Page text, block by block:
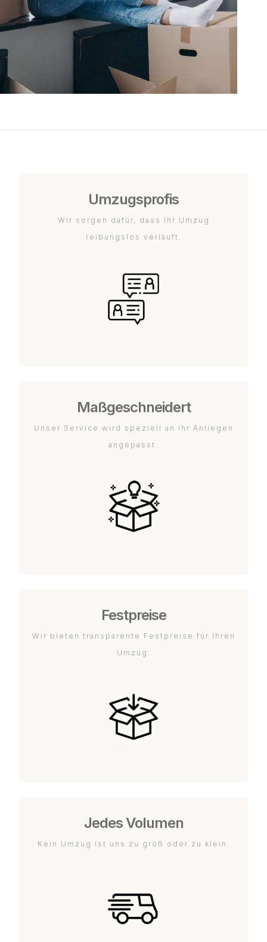
Umzugsprofis
Wir sorgen dafür, dass Ihr Umzug
reibungslos verläuft.
Maßgeschneidert
Unser Service wird speziell an Ihr Anliegen
angepasst.
Festpreise
Wir bieten transparente Festpreise für Ihren
Umzug.
Jedes Volumen
Kein Umzug ist uns zu groß oder zu klein.